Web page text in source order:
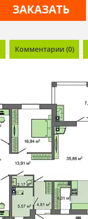
ЗАКАЗАТЬ
Комментарии (0)